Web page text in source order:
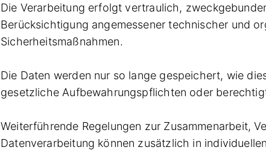
Die Verarbeitung erfolgt vertraulich,
Berücksichtigung angemessener technischer und
Sicherheitsmaßnahmen.
Die Daten werden nur so lange gespeichert, wie
gesetzliche Aufbewahrungspflichten oder
Weiterführende Regelungen zur Zusammenarbeit,
Datenverarbeitung können zusätzlich in